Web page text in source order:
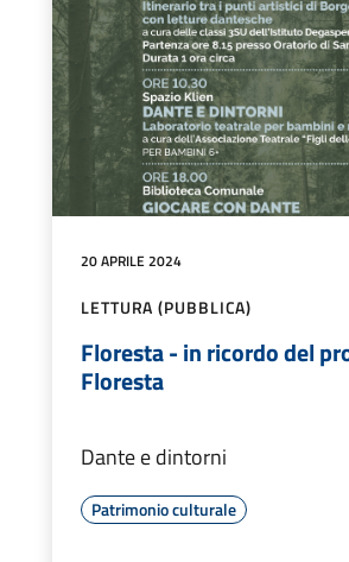
20 APRILE 2024
LETTURA (PUBBLICA)
Floresta - in ricordo del
Floresta
Dante e dintorni
Patrimonio culturale